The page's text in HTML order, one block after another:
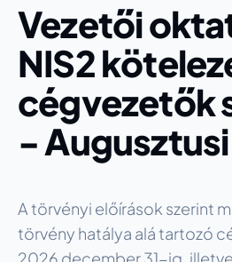
Vezetői
NIS2
cégvezetők
-
A törvényi előírások szerint
törvény hatálya alá tartozó